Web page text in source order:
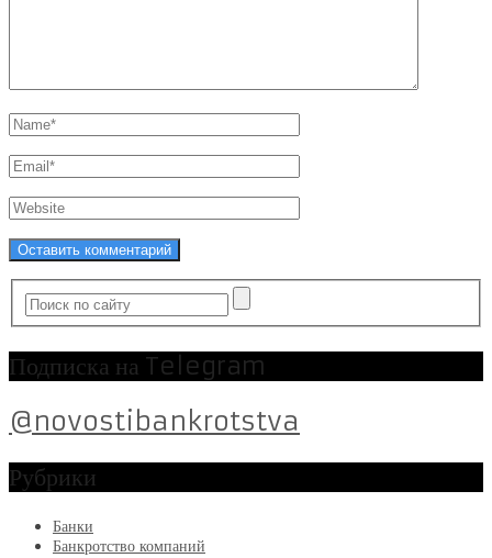
Подписка на Telegram
@novostibankrotstva
Рубрики
Банки
Банкротство компаний